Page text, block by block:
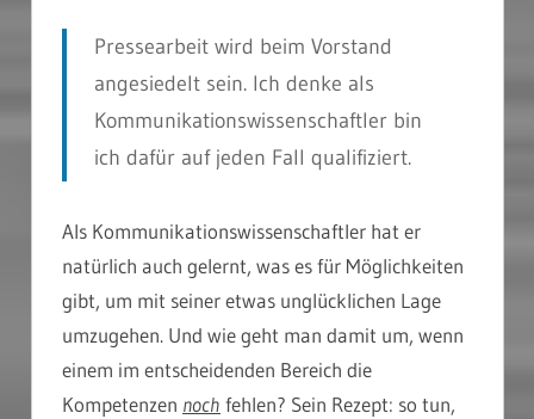
Pressearbeit wird beim Vorstand
angesiedelt sein. Ich denke als
Kommunikationswissenschaftler bin
ich dafür auf jeden Fall qualifiziert.
Als Kommunikationswissenschaftler hat er
natürlich auch gelernt, was es für Möglichkeiten
gibt, um mit seiner etwas unglücklichen Lage
umzugehen. Und wie geht man damit um, wenn
einem im entscheidenden Bereich die
Kompetenzen noch fehlen? Sein Rezept: so tun,